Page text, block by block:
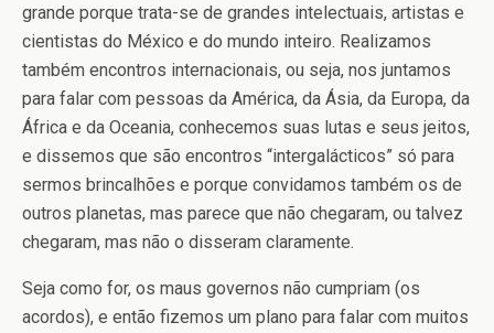
grande porque trata-se de grandes intelectuais, artistas e
cientistas do México e do mundo inteiro. Realizamos
também encontros internacionais, ou seja, nos juntamos
para falar com pessoas da América, da Ásia, da Europa, da
África e da Oceania, conhecemos suas lutas e seus jeitos,
e dissemos que são encontros “intergalácticos” só para
sermos brincalhões e porque convidamos também os de
outros planetas, mas parece que não chegaram, ou talvez
chegaram, mas não o disseram claramente.
Seja como for, os maus governos não cumpriam (os
acordos), e então fizemos um plano para falar com muitos